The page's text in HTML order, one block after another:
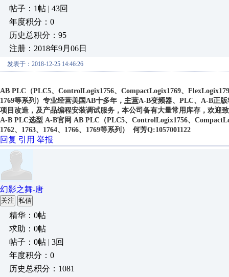
帖子：1帖 | 43回
年度积分：0
历史总积分：95
注册：2018年9月06日
发表于：2018-12-25 14:46:26
AB PLC （PLC5、ControlLogix1756、CompactLogix1769、
1769等系列）专业经营美国AB十多年， 主营A-B变频器、PLC、A-B正
项目改造，及产品编程安装调试服务，本公司备有大量常用库存，欢
A-B PLC选型 A-B官网 AB PLC（PLC5、ControlLogix1756、
1762、1763、1764、1766、1769等系列） 何芳Q:1057001122
回复 引用 举报
幻影之舞-唐
关注 私信
精华：0帖
求助：0帖
帖子：0帖 | 3回
年度积分：0
历史总积分：1081